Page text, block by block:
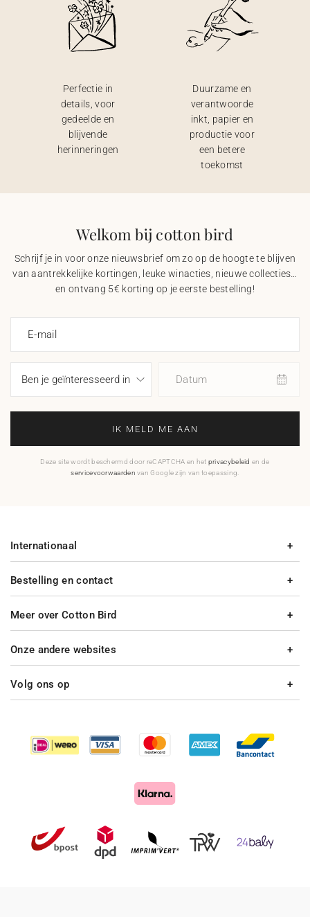
Perfectie in
details, voor
gedeelde en
blijvende
herinneringen
Duurzame en
verantwoorde
inkt, papier en
productie voor
een betere
toekomst
Welkom bij cotton bird
Schrijf je in voor onze nieuwsbrief om zo op de hoogte te blijven
van aantrekkelijke kortingen, leuke winacties, nieuwe collecties…
en ontvang 5€ korting op je eerste bestelling!
E-mail
Datum
IK MELD ME AAN
Deze site wordt beschermd door reCAPTCHA en het privacybeleid en de
servicevoorwaarden van Google zijn van toepassing.
Bestelling en contact
Meer over Cotton Bird
Internationaal
Onze andere websites
Volg ons op